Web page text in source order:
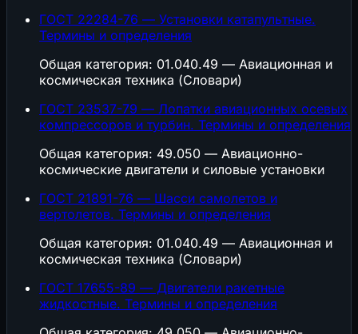
ГОСТ 22284-76 — Установки катапультные.
Термины и определения
Общая категория: 01.040.49 — Авиационная и
космическая техника (Словари)
ГОСТ 23537-79 — Лопатки авиационных осевых
компрессоров и турбин. Термины и определения
Общая категория: 49.050 — Авиационно-
космические двигатели и силовые установки
ГОСТ 21891-76 — Шасси самолетов и
вертолетов. Термины и определения
Общая категория: 01.040.49 — Авиационная и
космическая техника (Словари)
ГОСТ 17655-89 — Двигатели ракетные
жидкостные. Термины и определения